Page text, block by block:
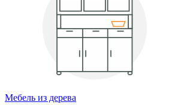
Мебель из дерева